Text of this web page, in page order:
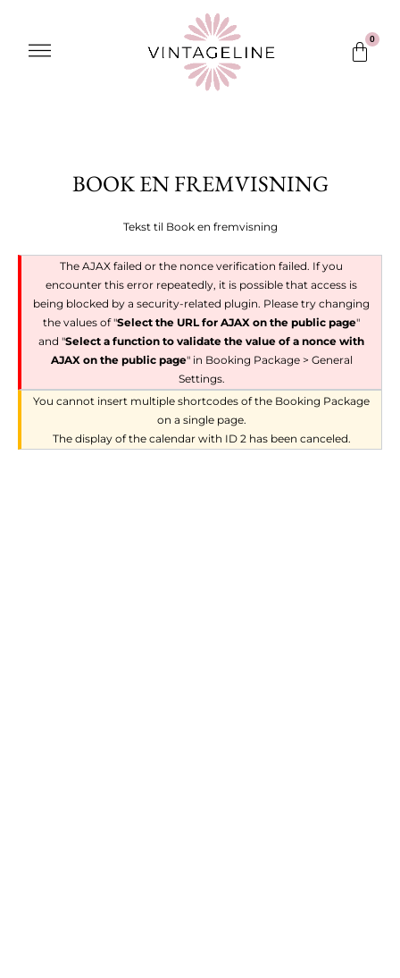
indholdet
Menu 0
Kurv
BOOK EN FREMVISNING
Tekst til Book en fremvisning
The AJAX failed or the nonce verification failed. If you
encounter this error repeatedly, it is possible that access is
being blocked by a security-related plugin. Please try changing
the values of "Select the URL for AJAX on the public page"
and "Select a function to validate the value of a nonce with
AJAX on the public page" in Booking Package > General
Settings.
You cannot insert multiple shortcodes of the Booking Package
on a single page.
The display of the calendar with ID 2 has been canceled.